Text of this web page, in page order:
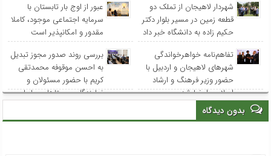
شهردار لاهیجان از تملک دو
قطعه زمین در مسیر بلوار دکتر
حکیم زاده به دانشگاه خبر داد
عبور از اوج بار تابستان با
سرمایه اجتماعی موجود، کاملا
مقدور و امکانپذیر است
تفاهم‌نامه خواهرخواندگی
شهرهای لاهیجان و اردبیل با
حضور وزیر فرهنگ و ارشاد
اسلامی امضا شد
بررسی روند صدور مجوز تبدیل
به احسن موقوفه محمدتقی
کریم با حضور مسئولان و
نمایندگان روستاهای ساحلی
بدون دیدگاه